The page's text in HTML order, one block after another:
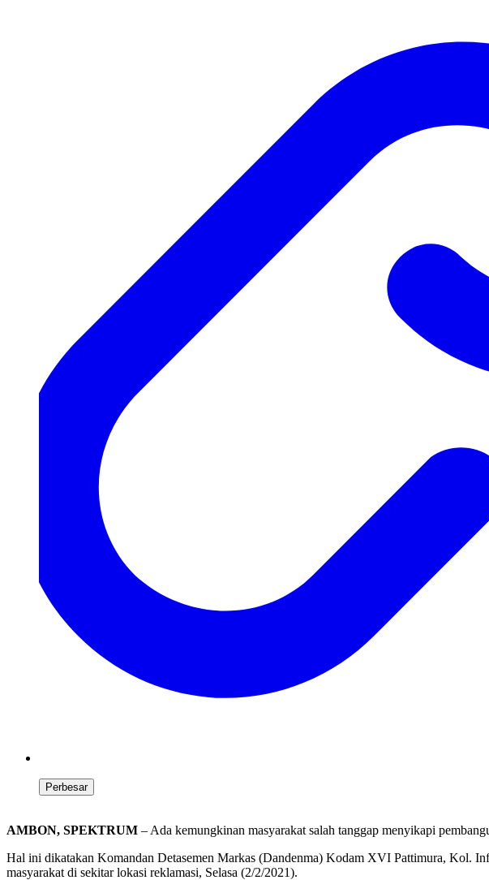
Perbesar
AMBON, SPEKTRUM – Ada kemungkinan masyarakat salah tanggap menyikapi
Hal ini dikatakan Komandan Detasemen Markas (Dandenma) Kodam XVI Pattimura, Kol.
masyarakat di sekitar lokasi reklamasi, Selasa (2/2/2021).